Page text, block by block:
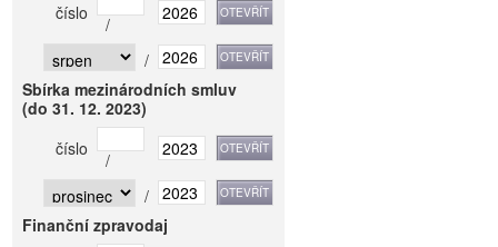
číslo
/
/
Sbírka mezinárodních smluv
(do 31. 12. 2023)
číslo
/
/
Finanční zpravodaj